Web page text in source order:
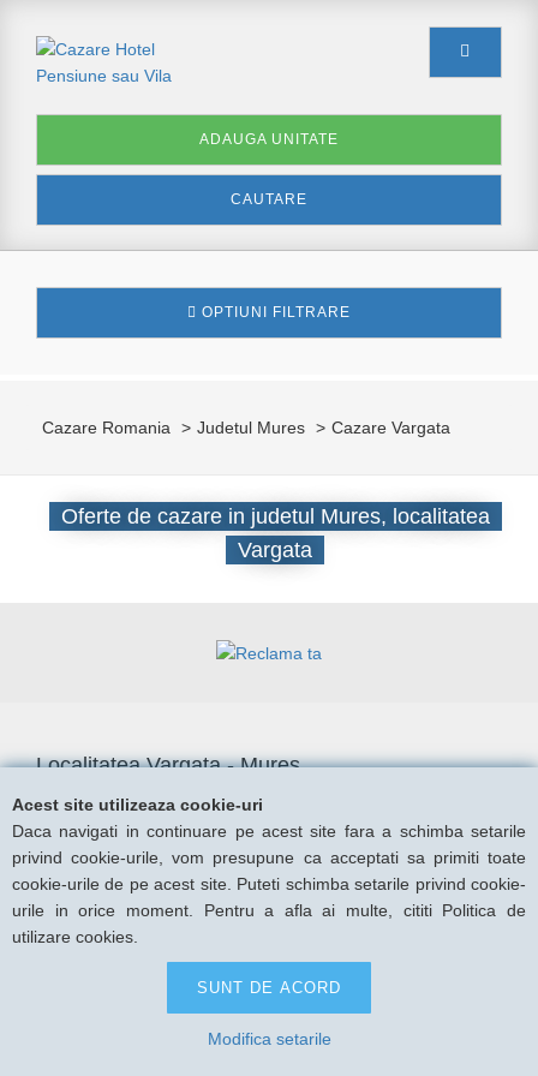
Acest site utilizeaza cookie-uri
Daca navigati in continuare pe acest site fara a schimba setarile
privind cookie-urile, vom presupune ca acceptati sa primiti toate
cookie-urile de pe acest site. Puteti schimba setarile privind cookie-
urile in orice moment. Pentru a afla ai multe, cititi Politica de
utilizare cookies.
SUNT DE ACORD
Modifica setarile
CAUTARE
ADAUGA UNITATE
OPTIUNI FILTRARE
Cazare Romania Judetul Mures Cazare Vargata
Oferte de cazare in judetul Mures, localitatea
Vargata
Localitatea Vargata - Mures
Ne pare rau, dar nu sa gasit niciun rezultat dupa